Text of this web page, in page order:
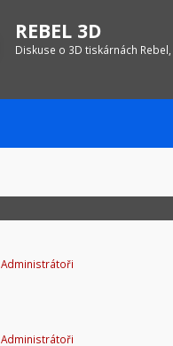
REBEL 3D
Diskuse o 3D tiskárnách
Administrátoři
Administrátoři